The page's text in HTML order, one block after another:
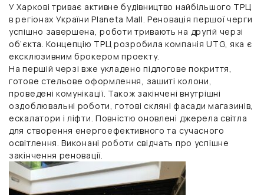
У Харкові триває активне будівництво найбільшого ТРЦ
в регіонах України Planeta Mall. Реновація першої черги
успішно завершена, роботи тривають на другій черзі
об’єкта. Концепцію ТРЦ розробила компанія UTG, яка є
ексклюзивним брокером проекту.
На першій черзі вже укладено підлогове покриття,
готове стельове оформлення, зашиті колони,
проведені комунікації. Також закінчені внутрішні
оздоблювальні роботи, готові скляні фасади магазинів,
ескалатори і ліфти. Повністю оновлені джерела світла
для створення енергоефективного та сучасного
освітлення. Виконані роботи свідчать про успішне
закінчення реновації.